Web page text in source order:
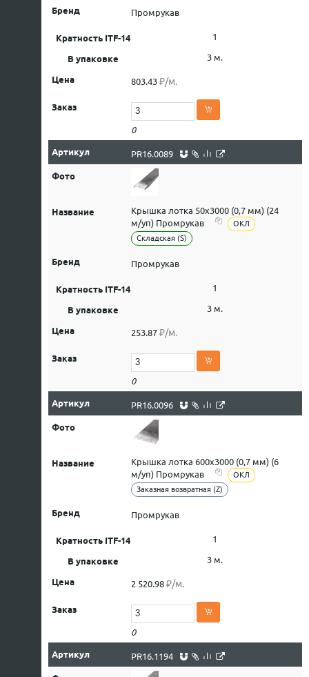
Промрукав
1
3 м.
803.43 ₽/м.
0
PR16.0089
Крышка лотка 50х3000 (0,7 мм) (24
м/уп) Промрукав
ОКЛ
Складская (S)
Промрукав
1
3 м.
253.87 ₽/м.
0
PR16.0096
Крышка лотка 600х3000 (0,7 мм) (6
м/уп) Промрукав
ОКЛ
Заказная возвратная (Z)
Промрукав
1
3 м.
2 520.98 ₽/м.
0
PR16.1194